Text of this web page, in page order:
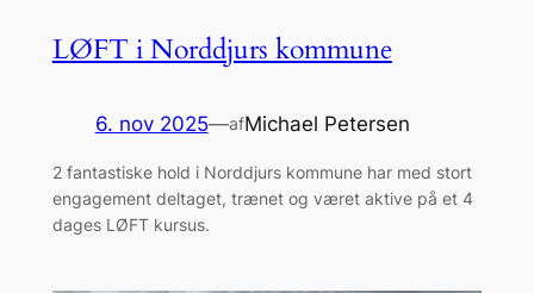
LØFT i Norddjurs kommune
6. nov 2025—afMichael Petersen
2 fantastiske hold i Norddjurs kommune har med stort
engagement deltaget, trænet og været aktive på et 4
dages LØFT kursus.